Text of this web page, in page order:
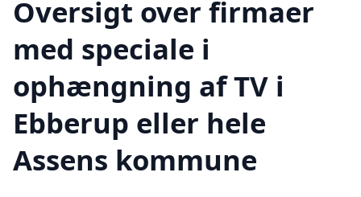
Oversigt over firmaer
med speciale i
ophængning af TV i
Ebberup eller hele
Assens kommune